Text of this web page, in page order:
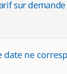
sur demande
date ne